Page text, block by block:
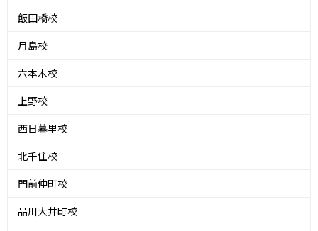
飯田橋校
月島校
六本木校
上野校
西日暮里校
北千住校
門前仲町校
品川大井町校